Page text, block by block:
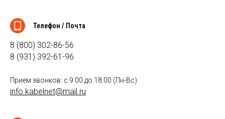
Телефон / Почта
8 (800) 302-86-56
8 (931) 392-61-96
Прием звонков: с 9:00 до 18:00 (Пн-Вс)
info.kabelnet@mail.ru